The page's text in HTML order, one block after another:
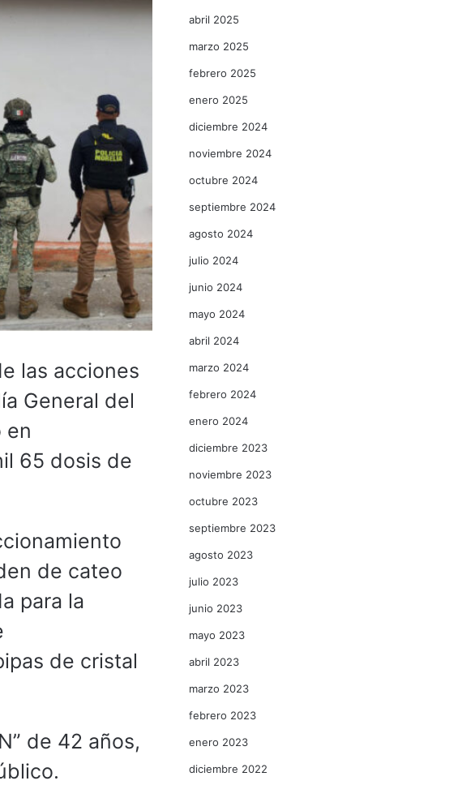
las acciones
General del
en
65 dosis de
de cateo
para la
de cristal
de 42 años,
abril 2025
marzo 2025
febrero 2025
enero 2025
diciembre 2024
noviembre 2024
octubre 2024
septiembre 2024
agosto 2024
julio 2024
junio 2024
mayo 2024
abril 2024
marzo 2024
febrero 2024
enero 2024
diciembre 2023
noviembre 2023
octubre 2023
septiembre 2023
agosto 2023
julio 2023
junio 2023
mayo 2023
abril 2023
marzo 2023
febrero 2023
enero 2023
diciembre 2022